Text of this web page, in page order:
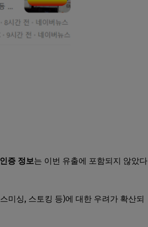
증 정보는 이번 유출에 포함되지 않았다
미싱, 스토킹 등)에 대한 우려가 확산되